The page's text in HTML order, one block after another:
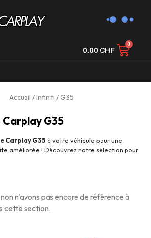
0.00 CHF
Accueil /Infiniti / G35
G35
Carplay G35 à votre véhicule pour une
améliorée ! Découvrez notre sélection pour
n'avons pas encore de référence à
cette section.